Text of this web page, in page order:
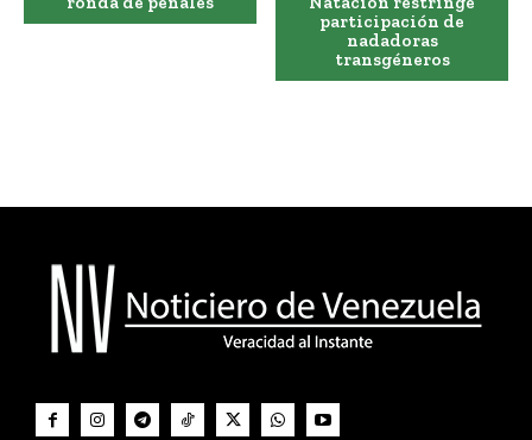
participación de
nadadoras
transgéneros